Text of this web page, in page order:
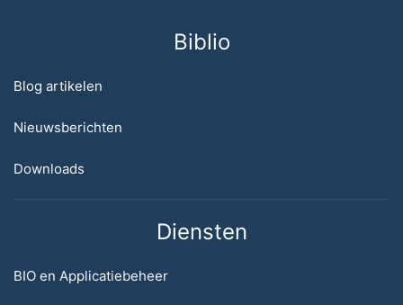
Biblio
Blog artikelen
Nieuwsberichten
Downloads
Diensten
BIO en Applicatiebeheer